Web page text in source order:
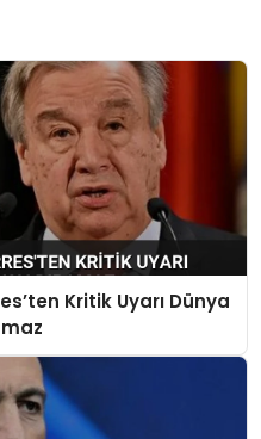
Kritik Uyarı Dünya